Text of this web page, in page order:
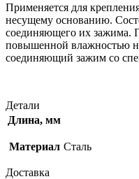
Применяется для
несущему основанию.
соединяющего их зажима.
повышенной влажностью
соединяющий зажим со
Детали
Длина, мм
Материал Сталь
Доставка